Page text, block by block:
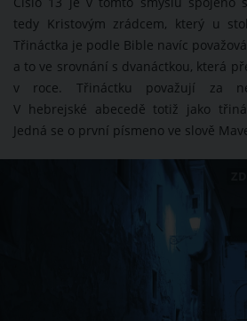
tedy Kristovým zrádcem, který u
Třináctka je podle Bible navíc
a to ve srovnání s dvanáctkou, která
v roce. Třináctku považují za
V hebrejské abecedě totiž jako
Jedná se o první písmeno ve slově